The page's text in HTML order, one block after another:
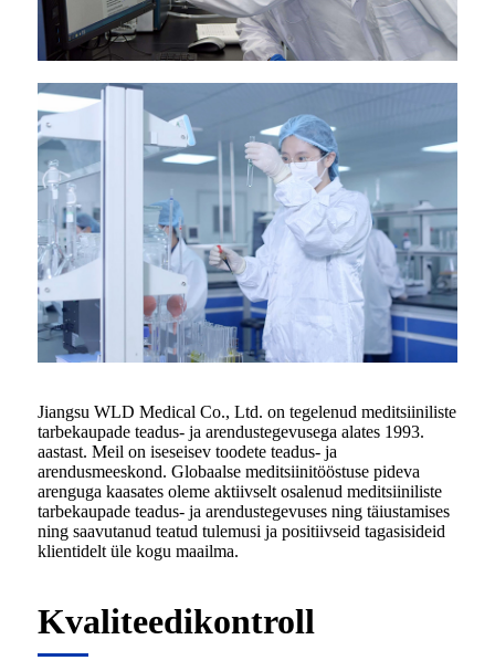
Jiangsu WLD Medical Co., Ltd. on tegelenud meditsiiniliste
tarbekaupade teadus- ja arendustegevusega alates 1993.
aastast. Meil on iseseisev toodete teadus- ja
arendusmeeskond. Globaalse meditsiinitööstuse pideva
arenguga kaasates oleme aktiivselt osalenud meditsiiniliste
tarbekaupade teadus- ja arendustegevuses ning täiustamises
ning saavutanud teatud tulemusi ja positiivseid tagasisideid
klientidelt üle kogu maailma.
Kvaliteedikontroll